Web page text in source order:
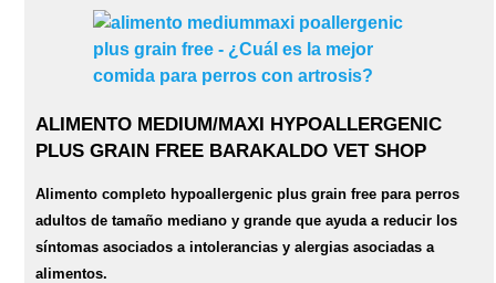
ALIMENTO MEDIUM/MAXI HYPOALLERGENIC
PLUS GRAIN FREE BARAKALDO VET SHOP
Alimento completo hypoallergenic plus grain free para perros
adultos de tamaño mediano y grande que ayuda a reducir los
síntomas asociados a intolerancias y alergias asociadas a
alimentos.